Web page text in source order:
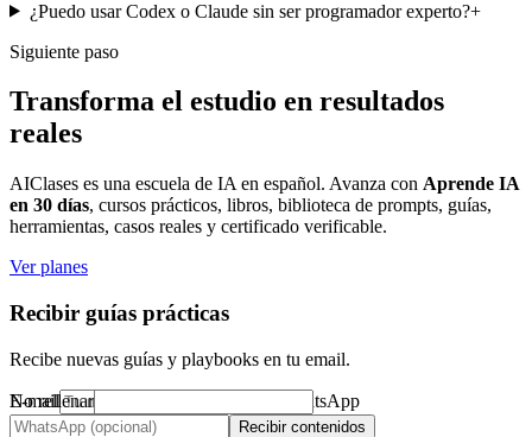
¿Puedo usar Codex o Claude sin ser programador experto?+
Siguiente paso
Transforma el estudio en resultados
reales
AIClases es una escuela de IA en español. Avanza con Aprende IA
en 30 días, cursos prácticos, libros, biblioteca de prompts, guías,
herramientas, casos reales y certificado verificable.
Ver planes
Recibir guías prácticas
Recibe nuevas guías y playbooks en tu email.
No rellenar
E-mail WhatsApp
Recibir contenidos